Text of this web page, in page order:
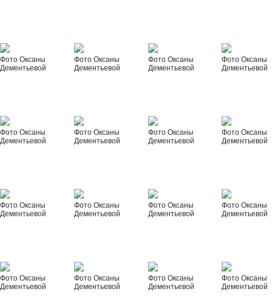
Фото Оксаны
Дементьевой
Фото Оксаны
Дементьевой
Фото Оксаны
Дементьевой
Фото Оксаны
Дементьевой
Фото Оксаны
Дементьевой
Фото Оксаны
Дементьевой
Фото Оксаны
Дементьевой
Фото Оксаны
Дементьевой
Фото Оксаны
Дементьевой
Фото Оксаны
Дементьевой
Фото Оксаны
Дементьевой
Фото Оксаны
Дементьевой
Фото Оксаны
Дементьевой
Фото Оксаны
Дементьевой
Фото Оксаны
Дементьевой
Фото Оксаны
Дементьевой